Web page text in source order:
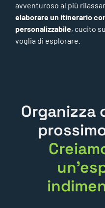
avventuroso al più
elaborare un itinerario
personalizzabile, cucito
voglia di esplorare.
Organizza
affidati
nostri